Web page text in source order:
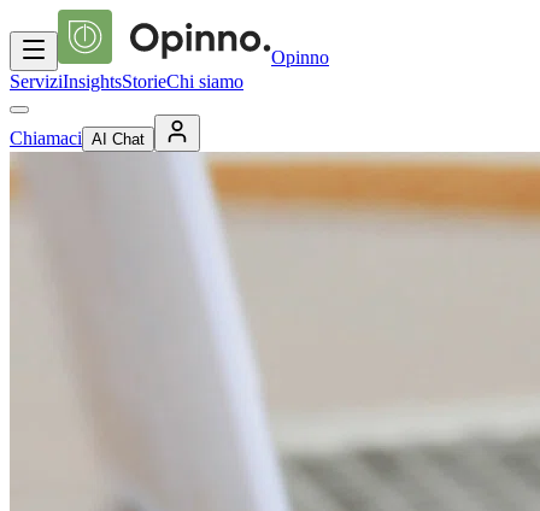
Opinno
ServiziInsightsStorieChi siamo
Chiamaci AI Chat